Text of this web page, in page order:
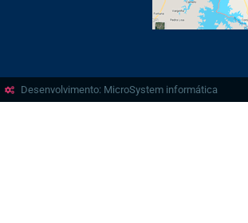
Desenvolvimento: MicroSystem informática